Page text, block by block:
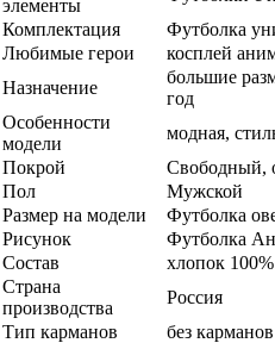
элементы
Комплектация
Футболка
Любимые герои
косплей
Назначение
большие
год
Особенности
модели
модная,
Покрой
Свободный,
Пол
Мужской
Размер на модели
Футболка
Рисунок
Футболка
Состав
хлопок 100%
Страна
производства
Россия
Тип карманов
без карманов